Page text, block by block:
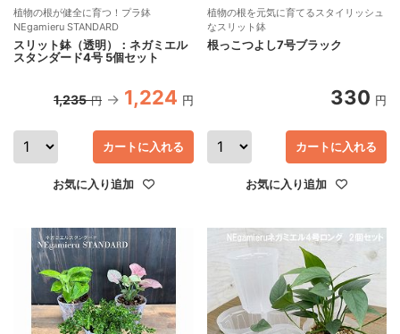
植物の根が健全に育つ！プラ鉢
NEgamieru STANDARD
スリット鉢（透明）：ネガミエル
スタンダード4号 5個セット
1,235 円 1,224 円
カートに入れる
お気に入り追加
植物の根を元気に育てるスタイリッシュ
なスリット鉢
根っこつよし7号ブラック
330 円
カートに入れる
お気に入り追加